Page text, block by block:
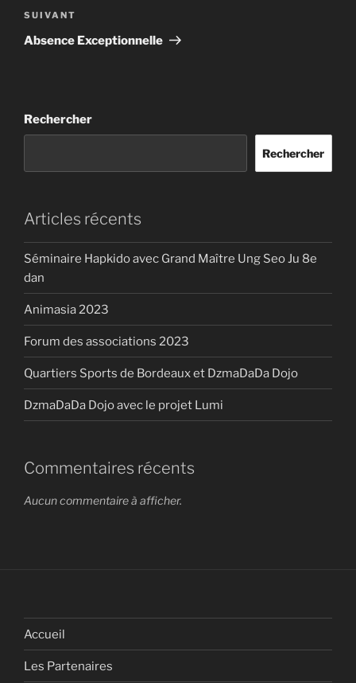
de
l’article
Article
suivant
SUIVANT
Absence Exceptionnelle
Rechercher
Rechercher
Articles récents
Séminaire Hapkido avec Grand Maître Ung Seo Ju 8e
dan
Animasia 2023
Forum des associations 2023
Quartiers Sports de Bordeaux et DzmaDaDa Dojo
DzmaDaDa Dojo avec le projet Lumi
Commentaires récents
Aucun commentaire à afficher.
Accueil
Les Partenaires